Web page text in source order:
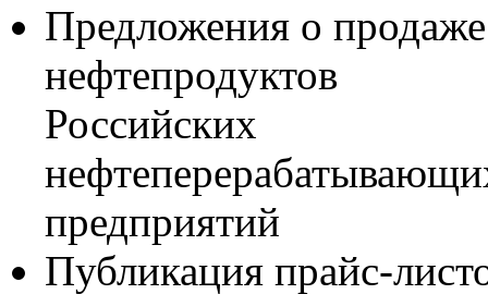
Предложения о продаже
нефтепродуктов
Российских
предприятий
Публикация прайс-